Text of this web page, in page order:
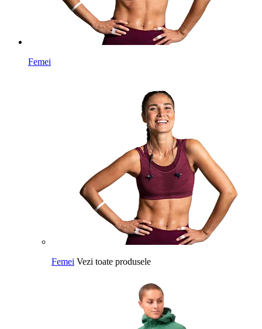
Femei
Femei Vezi toate produsele